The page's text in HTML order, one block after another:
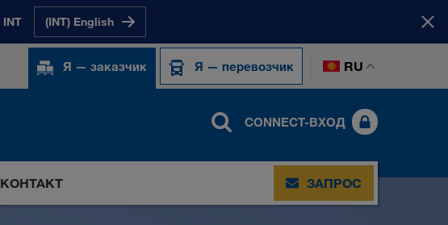
INT (INT) English
Я — заказчик Я — перевозчик RU
CONNECT-ВХОД
КОНТАКТ ЗАПРОС